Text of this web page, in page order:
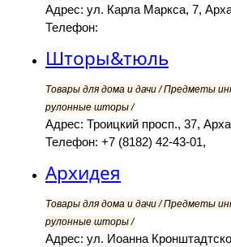
Адрес: ул. Карла Маркса, 7,
Телефон:
Шторы&тюль
Товары для дома и дачи / Предметы
рулонные шторы /
Адрес: Троицкий просп., 37,
Телефон: +7 (8182) 42-43-01,
Архидея
Товары для дома и дачи / Предметы
рулонные шторы /
Адрес: ул. Иоанна